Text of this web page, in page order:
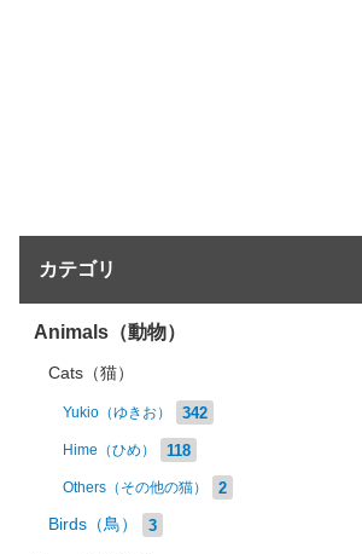
カテゴリ
Animals（動物）
Cats（猫）
Yukio（ゆきお） 342
Hime（ひめ） 118
Others（その他の猫） 2
Birds（鳥） 3